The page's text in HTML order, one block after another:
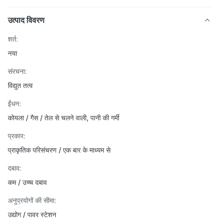
उत्पाद विवरण
शर्त:
नया
संरचना:
विद्युत तत्व
ईंधन:
कोयला / गैस / तेल से चलने वाली, पानी की गर्मी
प्रकार:
प्राकृतिक परिसंचरण / एक बार के माध्यम से
दबाव:
कम / उच्च दबाव
अनुप्रयोगों की सीमा:
उद्योग / पावर स्टेशन